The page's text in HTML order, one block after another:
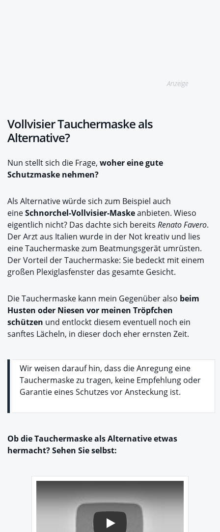
Anzeige
Vollvisier Tauchermaske als
Alternative?
Nun stellt sich die Frage, woher eine gute
Schutzmaske nehmen?
Als Alternative würde sich zum Beispiel auch
eineSchnorchel-Vollvisier-Maskeanbieten. Wieso
eigentlich nicht? Das dachte sich bereits Renato Favero.
Der Arzt aus Italien wurde in der Not kreativ und lies
eine Tauchermaske zum Beatmungsgerät umrüsten.
Der Vorteil der Tauchermaske: Sie bedeckt mit einem
großen Plexiglasfenster das gesamte Gesicht.
Die Tauchermaske kann mein Gegenüber also beim
Husten oder Niesen vor meinen Tröpfchen
schützen und entlockt diesem eventuell noch ein
sanftes Lächeln, in dieser doch eher ernsten Zeit.
Wir weisen darauf hin, dass die Anregung eine
Tauchermaske zu tragen, keine Empfehlung oder
Garantie eines Schutzes vor Ansteckung ist.
Ob die Tauchermaske als Alternative etwas
hermacht? Sehen Sie selbst:
Play